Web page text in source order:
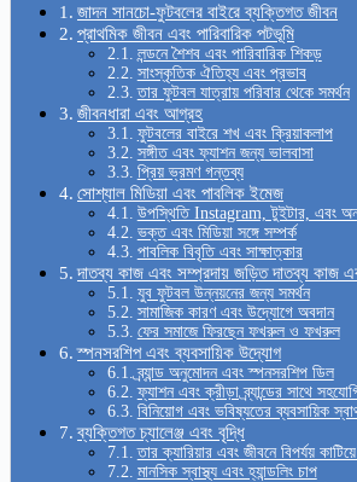
জাদন সানচো-ফুটবলের বাইরে ব্যক্তিগত জীবন
প্রাথমিক জীবন এবং পারিবারিক পটভূমি
লন্ডনে শৈশব এবং পারিবারিক শিকড়
সাংস্কৃতিক ঐতিহ্য এবং প্রভাব
তার ফুটবল যাত্রায় পরিবার থেকে সমর্থন
জীবনধারা এবং আগ্রহ
ফুটবলের বাইরে শখ এবং ক্রিয়াকলাপ
সঙ্গীত এবং ফ্যাশন জন্য ভালবাসা
প্রিয় ভ্রমণ গন্তব্য
সোশ্যাল মিডিয়া এবং পাবলিক ইমেজ
উপস্থিতি Instagram, টুইটার, এবং
ভক্ত এবং মিডিয়া সঙ্গে সম্পর্ক
পাবলিক বিবৃতি এবং সাক্ষাত্কার
দাতব্য কাজ এবং সম্প্রদায় জড়িত দাতব্য কাজ
যুব ফুটবল উন্নয়নের জন্য সমর্থন
সামাজিক কারণ এবং উদ্যোগে অবদান
ফের সমাজে ফিরছেন ফখরুল ও ফখরুল
স্পনসরশিপ এবং ব্যবসায়িক উদ্যোগ
ব্র্যান্ড অনুমোদন এবং স্পনসরশিপ ডিল
ফ্যাশন এবং ক্রীড়া ব্র্যান্ডের সাথে
বিনিয়োগ এবং ভবিষ্যতের ব্যবসায়িক
ব্যক্তিগত চ্যালেঞ্জ এবং বৃদ্ধি
তার ক্যারিয়ার এবং জীবনে বিপর্যয়
মানসিক স্বাস্থ্য এবং হ্যান্ডলিং চাপ